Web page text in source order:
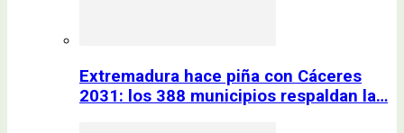
Extremadura hace piña con Cáceres
2031: los 388 municipios respaldan la…